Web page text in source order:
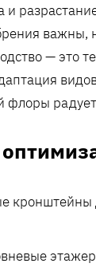
и
важны,
— это
флоры
кронштейны